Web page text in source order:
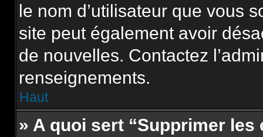
le nom d’utilisateur que vous
site peut également avoir
de nouvelles. Contactez
renseignements.
Haut
» A quoi sert “Supprimer